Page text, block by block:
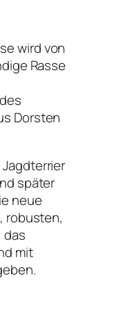
wird von
Rasse
Dorsten
später
neue
robusten,
das
mit